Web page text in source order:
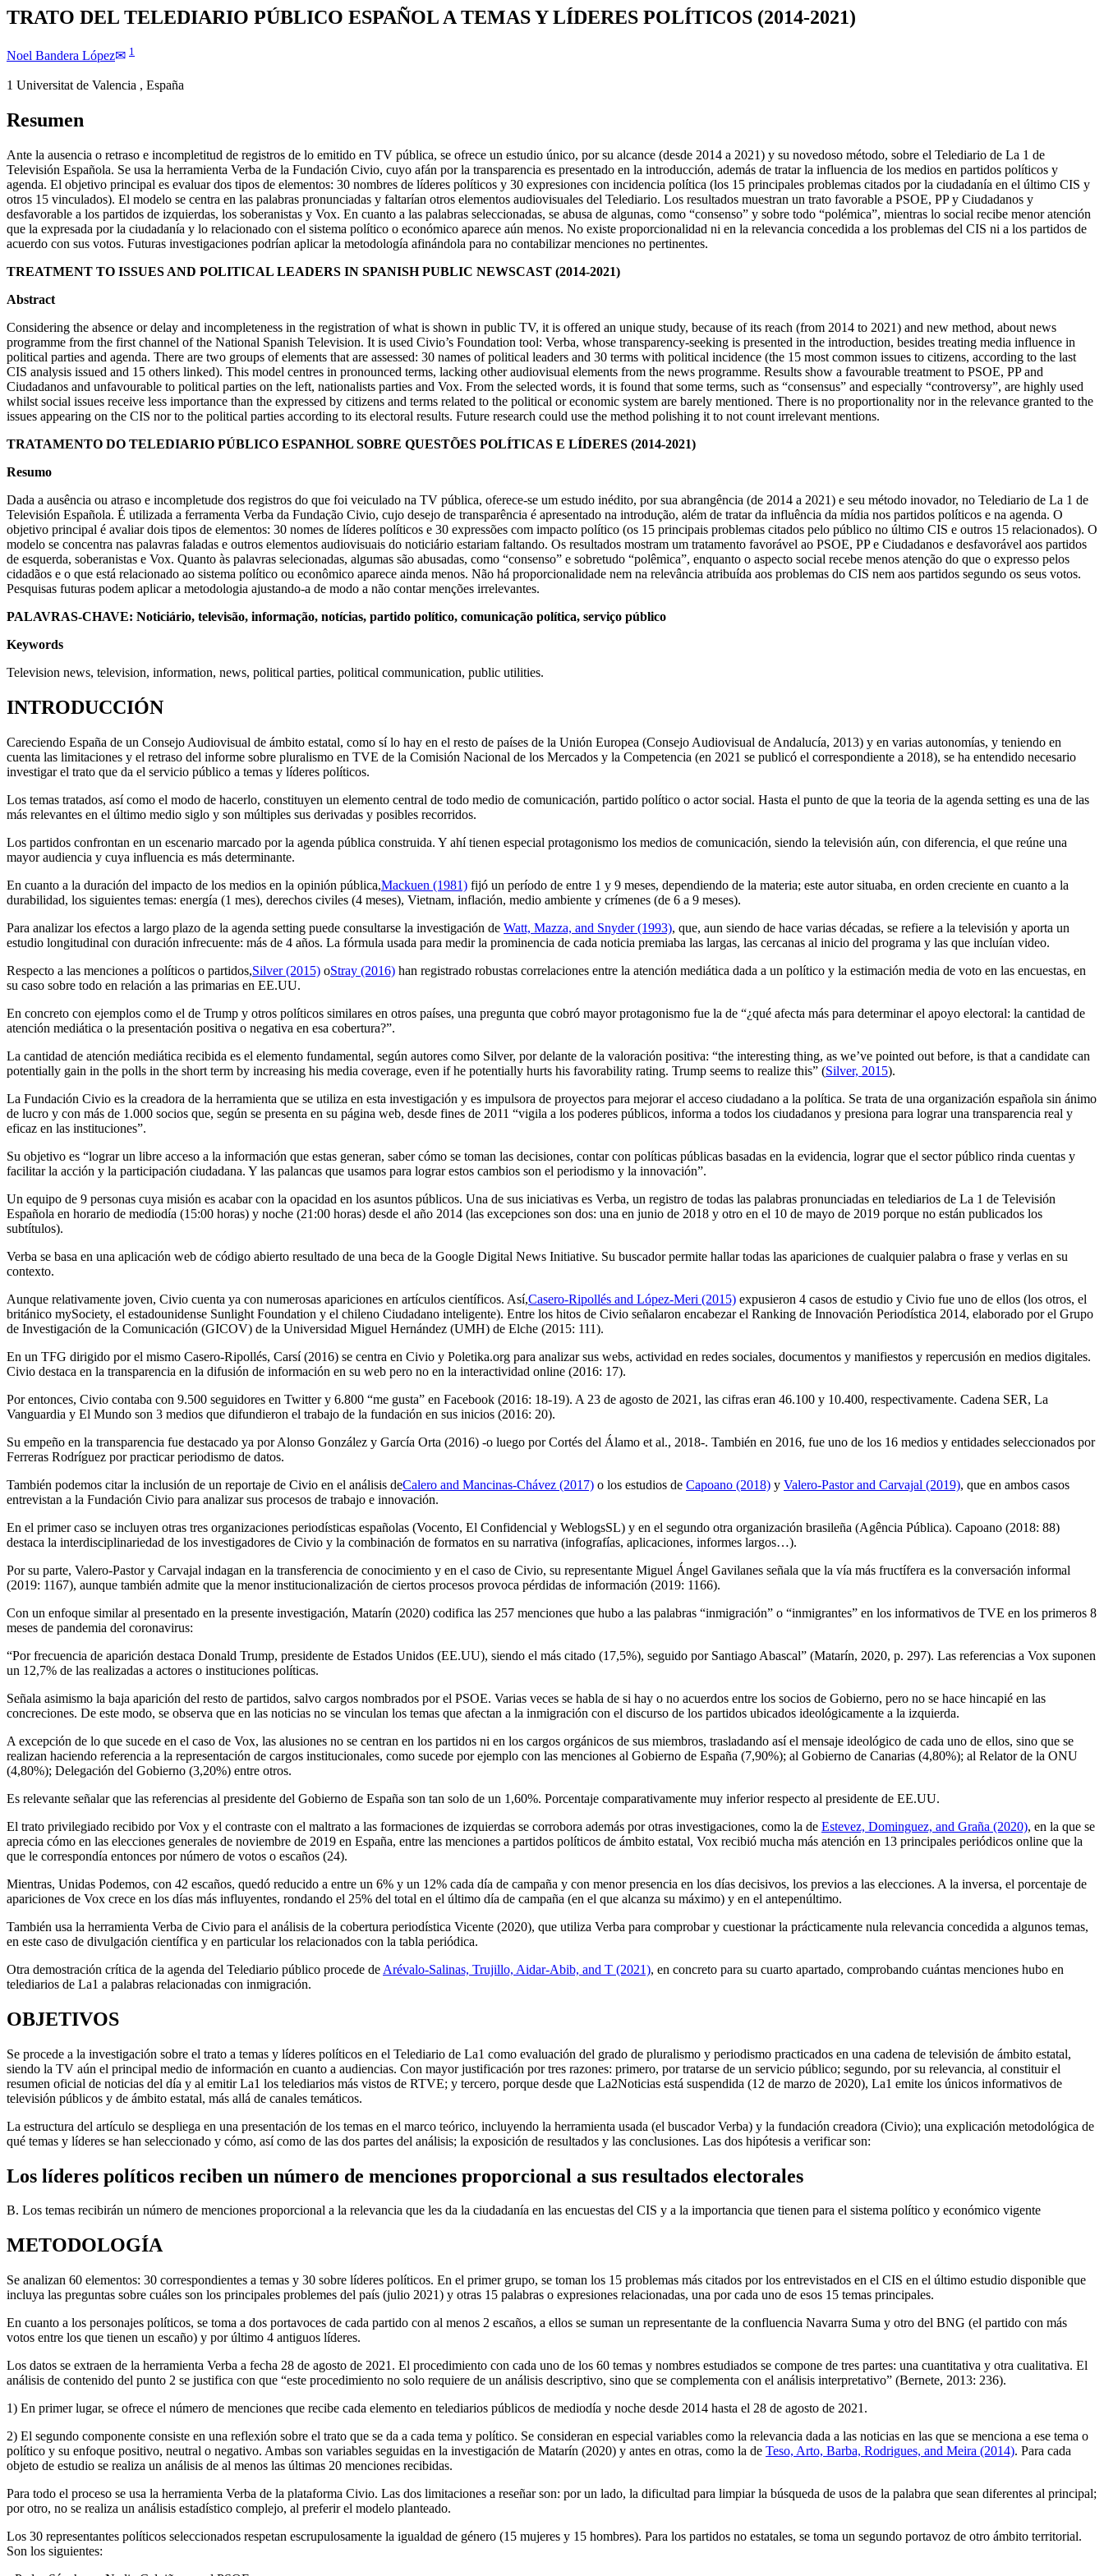
TRATO DEL TELEDIARIO PÚBLICO ESPAÑOL A TEMAS Y LÍDERES POLÍTICOS (2014-2021)
Noel Bandera López​✉ 1
1 Universitat de Valencia , España
Resumen
Ante la ausencia o retraso e incompletitud de registros de lo emitido en TV pública, se ofrece un estudio único, por su alcance (desde 2014 a 2021) y su novedoso método, sobre el Telediario de La 1 de
Televisión Española. Se usa la herramienta Verba de la Fundación Civio, cuyo afán por la transparencia es presentado en la introducción, además de tratar la influencia de los medios en partidos políticos y
agenda. El objetivo principal es evaluar dos tipos de elementos: 30 nombres de líderes políticos y 30 expresiones con incidencia política (los 15 principales problemas citados por la ciudadanía en el último CIS y
otros 15 vinculados). El modelo se centra en las palabras pronunciadas y faltarían otros elementos audiovisuales del Telediario. Los resultados muestran un trato favorable a PSOE, PP y Ciudadanos y
desfavorable a los partidos de izquierdas, los soberanistas y Vox. En cuanto a las palabras seleccionadas, se abusa de algunas, como “consenso” y sobre todo “polémica”, mientras lo social recibe menor atención
que la expresada por la ciudadanía y lo relacionado con el sistema político o económico aparece aún menos. No existe proporcionalidad ni en la relevancia concedida a los problemas del CIS ni a los partidos de
acuerdo con sus votos. Futuras investigaciones podrían aplicar la metodología afinándola para no contabilizar menciones no pertinentes.
TREATMENT TO ISSUES AND POLITICAL LEADERS IN SPANISH PUBLIC NEWSCAST (2014-2021)
Abstract
Considering the absence or delay and incompleteness in the registration of what is shown in public TV, it is offered an unique study, because of its reach (from 2014 to 2021) and new method, about news
programme from the first channel of the National Spanish Television. It is used Civio’s Foundation tool: Verba, whose transparency-seeking is presented in the introduction, besides treating media influence in
political parties and agenda. There are two groups of elements that are assessed: 30 names of political leaders and 30 terms with political incidence (the 15 most common issues to citizens, according to the last
CIS analysis issued and 15 others linked). This model centres in pronounced terms, lacking other audiovisual elements from the news programme. Results show a favourable treatment to PSOE, PP and
Ciudadanos and unfavourable to political parties on the left, nationalists parties and Vox. From the selected words, it is found that some terms, such as “consensus” and especially “controversy”, are highly used
whilst social issues receive less importance than the expressed by citizens and terms related to the political or economic system are barely mentioned. There is no proportionality nor in the relevance granted to the
issues appearing on the CIS nor to the political parties according to its electoral results. Future research could use the method polishing it to not count irrelevant mentions.
TRATAMENTO DO TELEDIARIO PÚBLICO ESPANHOL SOBRE QUESTÕES POLÍTICAS E LÍDERES (2014-2021)
Resumo
Dada a ausência ou atraso e incompletude dos registros do que foi veiculado na TV pública, oferece-se um estudo inédito, por sua abrangência (de 2014 a 2021) e seu método inovador, no Telediario de La 1 de
Televisión Española. É utilizada a ferramenta Verba da Fundação Civio, cujo desejo de transparência é apresentado na introdução, além de tratar da influência da mídia nos partidos políticos e na agenda. O
objetivo principal é avaliar dois tipos de elementos: 30 nomes de líderes políticos e 30 expressões com impacto político (os 15 principais problemas citados pelo público no último CIS e outros 15 relacionados). O
modelo se concentra nas palavras faladas e outros elementos audiovisuais do noticiário estariam faltando. Os resultados mostram um tratamento favorável ao PSOE, PP e Ciudadanos e desfavorável aos partidos
de esquerda, soberanistas e Vox. Quanto às palavras selecionadas, algumas são abusadas, como “consenso” e sobretudo “polêmica”, enquanto o aspecto social recebe menos atenção do que o expresso pelos
cidadãos e o que está relacionado ao sistema político ou econômico aparece ainda menos. Não há proporcionalidade nem na relevância atribuída aos problemas do CIS nem aos partidos segundo os seus votos.
Pesquisas futuras podem aplicar a metodologia ajustando-a de modo a não contar menções irrelevantes.
PALAVRAS-CHAVE: Noticiário, televisão, informação, notícias, partido político, comunicação política, serviço público
Keywords
Television news, television, information, news, political parties, political communication, public utilities.
INTRODUCCIÓN
Careciendo España de un Consejo Audiovisual de ámbito estatal, como sí lo hay en el resto de países de la Unión Europea (Consejo Audiovisual de Andalucía, 2013) y en varias autonomías, y teniendo en
cuenta las limitaciones y el retraso del informe sobre pluralismo en TVE de la Comisión Nacional de los Mercados y la Competencia (en 2021 se publicó el correspondiente a 2018), se ha entendido necesario
investigar el trato que da el servicio público a temas y líderes políticos.
Los temas tratados, así como el modo de hacerlo, constituyen un elemento central de todo medio de comunicación, partido político o actor social. Hasta el punto de que la teoria de la agenda setting es una de las
más relevantes en el último medio siglo y son múltiples sus derivadas y posibles recorridos.
Los partidos confrontan en un escenario marcado por la agenda pública construida. Y ahí tienen especial protagonismo los medios de comunicación, siendo la televisión aún, con diferencia, el que reúne una
mayor audiencia y cuya influencia es más determinante.
En cuanto a la duración del impacto de los medios en la opinión pública,Mackuen (1981) fijó un período de entre 1 y 9 meses, dependiendo de la materia; este autor situaba, en orden creciente en cuanto a la
durabilidad, los siguientes temas: energía (1 mes), derechos civiles (4 meses), Vietnam, inflación, medio ambiente y crímenes (de 6 a 9 meses).
Para analizar los efectos a largo plazo de la agenda setting puede consultarse la investigación de Watt, Mazza, and Snyder (1993), que, aun siendo de hace varias décadas, se refiere a la televisión y aporta un
estudio longitudinal con duración infrecuente: más de 4 años. La fórmula usada para medir la prominencia de cada noticia premiaba las largas, las cercanas al inicio del programa y las que incluían video.
Respecto a las menciones a políticos o partidos,Silver (2015) oStray (2016) han registrado robustas correlaciones entre la atención mediática dada a un político y la estimación media de voto en las encuestas, en
su caso sobre todo en relación a las primarias en EE.UU.
En concreto con ejemplos como el de Trump y otros políticos similares en otros países, una pregunta que cobró mayor protagonismo fue la de “¿qué afecta más para determinar el apoyo electoral: la cantidad de
atención mediática o la presentación positiva o negativa en esa cobertura?”.
La cantidad de atención mediática recibida es el elemento fundamental, según autores como Silver, por delante de la valoración positiva: “the interesting thing, as we’ve pointed out before, is that a candidate can
potentially gain in the polls in the short term by increasing his media coverage, even if he potentially hurts his favorability rating. Trump seems to realize this” (Silver, 2015).
La Fundación Civio es la creadora de la herramienta que se utiliza en esta investigación y es impulsora de proyectos para mejorar el acceso ciudadano a la política. Se trata de una organización española sin ánimo
de lucro y con más de 1.000 socios que, según se presenta en su página web, desde fines de 2011 “vigila a los poderes públicos, informa a todos los ciudadanos y presiona para lograr una transparencia real y
eficaz en las instituciones”.
Su objetivo es “lograr un libre acceso a la información que estas generan, saber cómo se toman las decisiones, contar con políticas públicas basadas en la evidencia, lograr que el sector público rinda cuentas y
facilitar la acción y la participación ciudadana. Y las palancas que usamos para lograr estos cambios son el periodismo y la innovación”.
Un equipo de 9 personas cuya misión es acabar con la opacidad en los asuntos públicos. Una de sus iniciativas es Verba, un registro de todas las palabras pronunciadas en telediarios de La 1 de Televisión
Española en horario de mediodía (15:00 horas) y noche (21:00 horas) desde el año 2014 (las excepciones son dos: una en junio de 2018 y otro en el 10 de mayo de 2019 porque no están publicados los
subtítulos).
Verba se basa en una aplicación web de código abierto resultado de una beca de la Google Digital News Initiative. Su buscador permite hallar todas las apariciones de cualquier palabra o frase y verlas en su
contexto.
Aunque relativamente joven, Civio cuenta ya con numerosas apariciones en artículos científicos. Así,Casero-Ripollés and López-Meri (2015) expusieron 4 casos de estudio y Civio fue uno de ellos (los otros, el
británico mySociety, el estadounidense Sunlight Foundation y el chileno Ciudadano inteligente). Entre los hitos de Civio señalaron encabezar el Ranking de Innovación Periodística 2014, elaborado por el Grupo
de Investigación de la Comunicación (GICOV) de la Universidad Miguel Hernández (UMH) de Elche (2015: 111).
En un TFG dirigido por el mismo Casero-Ripollés, Carsí (2016) se centra en Civio y Poletika.org para analizar sus webs, actividad en redes sociales, documentos y manifiestos y repercusión en medios digitales.
Civio destaca en la transparencia en la difusión de información en su web pero no en la interactividad online (2016: 17).
Por entonces, Civio contaba con 9.500 seguidores en Twitter y 6.800 “me gusta” en Facebook (2016: 18-19). A 23 de agosto de 2021, las cifras eran 46.100 y 10.400, respectivamente. Cadena SER, La
Vanguardia y El Mundo son 3 medios que difundieron el trabajo de la fundación en sus inicios (2016: 20).
Su empeño en la transparencia fue destacado ya por Alonso González y García Orta (2016) -o luego por Cortés del Álamo et al., 2018-. También en 2016, fue uno de los 16 medios y entidades seleccionados por
Ferreras Rodríguez por practicar periodismo de datos.
También podemos citar la inclusión de un reportaje de Civio en el análisis deCalero and Mancinas-Chávez (2017) o los estudios de Capoano (2018) y Valero-Pastor and Carvajal (2019), que en ambos casos
entrevistan a la Fundación Civio para analizar sus procesos de trabajo e innovación.
En el primer caso se incluyen otras tres organizaciones periodísticas españolas (Vocento, El Confidencial y WeblogsSL) y en el segundo otra organización brasileña (Agência Pública). Capoano (2018: 88)
destaca la interdisciplinariedad de los investigadores de Civio y la combinación de formatos en su narrativa (infografías, aplicaciones, informes largos…).
Por su parte, Valero-Pastor y Carvajal indagan en la transferencia de conocimiento y en el caso de Civio, su representante Miguel Ángel Gavilanes señala que la vía más fructífera es la conversación informal
(2019: 1167), aunque también admite que la menor institucionalización de ciertos procesos provoca pérdidas de información (2019: 1166).
Con un enfoque similar al presentado en la presente investigación, Matarín (2020) codifica las 257 menciones que hubo a las palabras “inmigración” o “inmigrantes” en los informativos de TVE en los primeros 8
meses de pandemia del coronavirus:
“Por frecuencia de aparición destaca Donald Trump, presidente de Estados Unidos (EE.UU), siendo el más citado (17,5%), seguido por Santiago Abascal” (Matarín, 2020, p. 297). Las referencias a Vox suponen
un 12,7% de las realizadas a actores o instituciones políticas.
Señala asimismo la baja aparición del resto de partidos, salvo cargos nombrados por el PSOE. Varias veces se habla de si hay o no acuerdos entre los socios de Gobierno, pero no se hace hincapié en las
concreciones. De este modo, se observa que en las noticias no se vinculan los temas que afectan a la inmigración con el discurso de los partidos ubicados ideológicamente a la izquierda.
A excepción de lo que sucede en el caso de Vox, las alusiones no se centran en los partidos ni en los cargos orgánicos de sus miembros, trasladando así el mensaje ideológico de cada uno de ellos, sino que se
realizan haciendo referencia a la representación de cargos institucionales, como sucede por ejemplo con las menciones al Gobierno de España (7,90%); al Gobierno de Canarias (4,80%); al Relator de la ONU
(4,80%); Delegación del Gobierno (3,20%) entre otros.
Es relevante señalar que las referencias al presidente del Gobierno de España son tan solo de un 1,60%. Porcentaje comparativamente muy inferior respecto al presidente de EE.UU.
El trato privilegiado recibido por Vox y el contraste con el maltrato a las formaciones de izquierdas se corrobora además por otras investigaciones, como la de Estevez, Dominguez, and Graña (2020), en la que se
aprecia cómo en las elecciones generales de noviembre de 2019 en España, entre las menciones a partidos políticos de ámbito estatal, Vox recibió mucha más atención en 13 principales periódicos online que la
que le correspondía entonces por número de votos o escaños (24).
Mientras, Unidas Podemos, con 42 escaños, quedó reducido a entre un 6% y un 12% cada día de campaña y con menor presencia en los días decisivos, los previos a las elecciones. A la inversa, el porcentaje de
apariciones de Vox crece en los días más influyentes, rondando el 25% del total en el último día de campaña (en el que alcanza su máximo) y en el antepenúltimo.
También usa la herramienta Verba de Civio para el análisis de la cobertura periodística Vicente (2020), que utiliza Verba para comprobar y cuestionar la prácticamente nula relevancia concedida a algunos temas,
en este caso de divulgación científica y en particular los relacionados con la tabla periódica.
Otra demostración crítica de la agenda del Telediario público procede de Arévalo-Salinas, Trujillo, Aidar-Abib, and T (2021), en concreto para su cuarto apartado, comprobando cuántas menciones hubo en
telediarios de La1 a palabras relacionadas con inmigración.
OBJETIVOS
Se procede a la investigación sobre el trato a temas y líderes políticos en el Telediario de La1 como evaluación del grado de pluralismo y periodismo practicados en una cadena de televisión de ámbito estatal,
siendo la TV aún el principal medio de información en cuanto a audiencias. Con mayor justificación por tres razones: primero, por tratarse de un servicio público; segundo, por su relevancia, al constituir el
resumen oficial de noticias del día y al emitir La1 los telediarios más vistos de RTVE; y tercero, porque desde que La2Noticias está suspendida (12 de marzo de 2020), La1 emite los únicos informativos de
televisión públicos y de ámbito estatal, más allá de canales temáticos.
La estructura del artículo se despliega en una presentación de los temas en el marco teórico, incluyendo la herramienta usada (el buscador Verba) y la fundación creadora (Civio); una explicación metodológica de
qué temas y líderes se han seleccionado y cómo, así como de las dos partes del análisis; la exposición de resultados y las conclusiones. Las dos hipótesis a verificar son:
Los líderes políticos reciben un número de menciones proporcional a sus resultados electorales
B. Los temas recibirán un número de menciones proporcional a la relevancia que les da la ciudadanía en las encuestas del CIS y a la importancia que tienen para el sistema político y económico vigente
METODOLOGÍA
Se analizan 60 elementos: 30 correspondientes a temas y 30 sobre líderes políticos. En el primer grupo, se toman los 15 problemas más citados por los entrevistados en el CIS en el último estudio disponible que
incluya las preguntas sobre cuáles son los principales problemes del país (julio 2021) y otras 15 palabras o expresiones relacionadas, una por cada uno de esos 15 temas principales.
En cuanto a los personajes políticos, se toma a dos portavoces de cada partido con al menos 2 escaños, a ellos se suman un representante de la confluencia Navarra Suma y otro del BNG (el partido con más
votos entre los que tienen un escaño) y por último 4 antiguos líderes.
Los datos se extraen de la herramienta Verba a fecha 28 de agosto de 2021. El procedimiento con cada uno de los 60 temas y nombres estudiados se compone de tres partes: una cuantitativa y otra cualitativa. El
análisis de contenido del punto 2 se justifica con que “este procedimiento no solo requiere de un análisis descriptivo, sino que se complementa con el análisis interpretativo” (Bernete, 2013: 236).
1) En primer lugar, se ofrece el número de menciones que recibe cada elemento en telediarios públicos de mediodía y noche desde 2014 hasta el 28 de agosto de 2021.
2) El segundo componente consiste en una reflexión sobre el trato que se da a cada tema y político. Se consideran en especial variables como la relevancia dada a las noticias en las que se menciona a ese tema o
político y su enfoque positivo, neutral o negativo. Ambas son variables seguidas en la investigación de Matarín (2020) y antes en otras, como la de Teso, Arto, Barba, Rodrigues, and Meira (2014). Para cada
objeto de estudio se realiza un análisis de al menos las últimas 20 menciones recibidas.
Para todo el proceso se usa la herramienta Verba de la plataforma Civio. Las dos limitaciones a reseñar son: por un lado, la dificultad para limpiar la búsqueda de usos de la palabra que sean diferentes al principal;
por otro, no se realiza un análisis estadístico complejo, al preferir el modelo planteado.
Los 30 representantes políticos seleccionados respetan escrupulosamente la igualdad de género (15 mujeres y 15 hombres). Para los partidos no estatales, se toma un segundo portavoz de otro ámbito territorial.
Son los siguientes: